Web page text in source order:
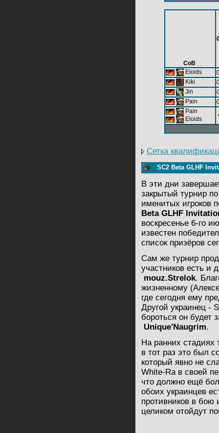
CoB
Eloids
Kiki
Jin
Pain
Pain
Eloids
Сетка
SC2 Beta GLHF
В эти дни
закрытый турнир
именитых игроков
Beta GLHF
воскресенье 6-го
известен
список призёров
Сам же турнир
участников есть и
mouz.Strelok.
жизненному
где сегодня ему
Другой украинец -
бороться он будет
Unique'Naugrim.
На ранних
в тот раз это был
который явно не
White-Ra в своей
что должно ещё
обоих украинцев
противников в бою
целиком отойдут